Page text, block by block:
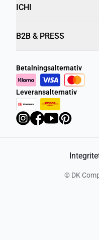
ICHI
B2B & PRESS
Betalningsalternativ
Leveransalternativ
© DK